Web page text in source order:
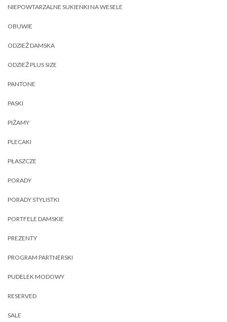
NIEPOWTARZALNE SUKIENKI NA WESELE
OBUWIE
ODZIEŻ DAMSKA
ODZIEŻ PLUS SIZE
PANTONE
PASKI
PIŻAMY
PLECAKI
PŁASZCZE
PORADY
PORADY STYLISTKI
PORTFELE DAMSKIE
PREZENTY
PROGRAM PARTNERSKI
PUDELEK MODOWY
RESERVED
SALE